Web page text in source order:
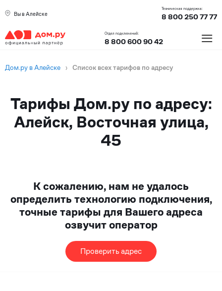
Вы в Алейске
Техническая поддержка:
8 800 250 77 77
Отдел подключений:
8 800 600 90 42 ≡
Дом.ру в Алейске › Список всех тарифов по адресу
Тарифы Дом.ру по адресу:
Алейск, Восточная улица,
45
К сожалению, нам не удалось
определить технологию подключения,
точные тарифы для Вашего адреса
озвучит оператор
Проверить адрес